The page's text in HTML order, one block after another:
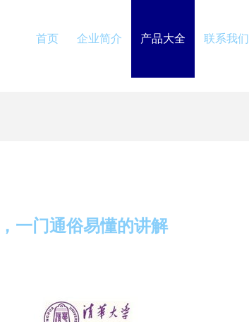
首页 企业简介 产品大全 联系我们
一门通俗易懂的讲解